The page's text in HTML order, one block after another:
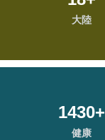
大陸
1430+
健康